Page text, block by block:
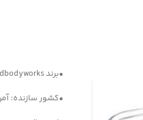
•برند Bathandbodyworks
•کشور سازنده: